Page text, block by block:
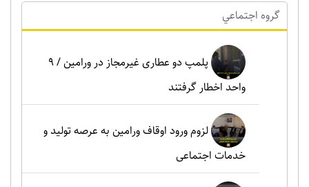
گروه اجتماعي
پلمپ دو عطاری غیرمجاز در ورامین / ۹
واحد اخطار گرفتند
لزوم ورود اوقاف ورامین به عرصه تولید و
خدمات اجتماعی